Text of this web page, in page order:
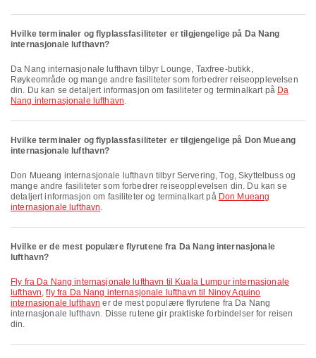
Hvilke terminaler og flyplassfasiliteter er tilgjengelige på Da Nang
internasjonale lufthavn?
Da Nang internasjonale lufthavn tilbyr Lounge, Taxfree-butikk,
Røykeområde og mange andre fasiliteter som forbedrer reiseopplevelsen
din. Du kan se detaljert informasjon om fasiliteter og terminalkart på Da
Nang internasjonale lufthavn.
Hvilke terminaler og flyplassfasiliteter er tilgjengelige på Don Mueang
internasjonale lufthavn?
Don Mueang internasjonale lufthavn tilbyr Servering, Tog, Skyttelbuss og
mange andre fasiliteter som forbedrer reiseopplevelsen din. Du kan se
detaljert informasjon om fasiliteter og terminalkart på Don Mueang
internasjonale lufthavn.
Hvilke er de mest populære flyrutene fra Da Nang internasjonale
lufthavn?
fly fra Da Nang internasjonale lufthavn til Kuala Lumpur internasjonale
lufthavn,fly fra Da Nang internasjonale lufthavn til Ninoy Aquino
internasjonale lufthavn er de mest populære flyrutene fra Da Nang
internasjonale lufthavn. Disse rutene gir praktiske forbindelser for reisen
din.